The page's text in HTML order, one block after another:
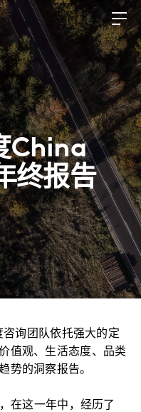
China
终报告
询团队依托强大的定
值观、生活态度、品类
势的洞察报告。
在这一年中，经历了